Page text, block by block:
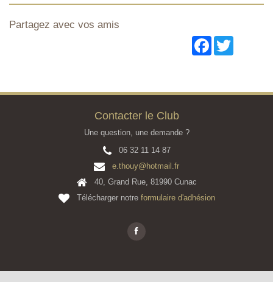
Partagez avec vos amis
Facebook
Contacter le Club
Une question, une demande ?
06 32 11 14 87
e.thouy@hotmail.fr
40, Grand Rue, 81990 Cunac
Télécharger notre formulaire d'adhésion